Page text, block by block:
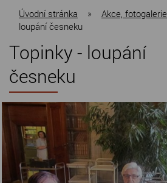
Úvodní stránka » Akce, fotogalerie
loupání česneku
Topinky - loupání
česneku